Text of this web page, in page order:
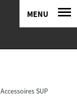
MENU
Accessoires SUP